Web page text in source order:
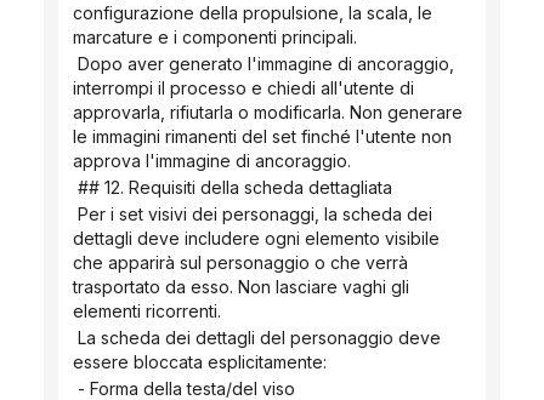
configurazione della propulsione, la scala, le
marcature e i componenti principali.
interrompi il processo e chiedi all'utente di
approvarla, rifiutarla o modificarla. Non generare
le immagini rimanenti del set finché l'utente non
approva l'immagine di ancoraggio.
## 12. Requisiti della scheda dettagliata
dettagli deve includere ogni elemento visibile
che apparirà sul personaggio o che verrà
trasportato da esso. Non lasciare vaghi gli
elementi ricorrenti.
essere bloccata esplicitamente:
- Forma della testa/del viso